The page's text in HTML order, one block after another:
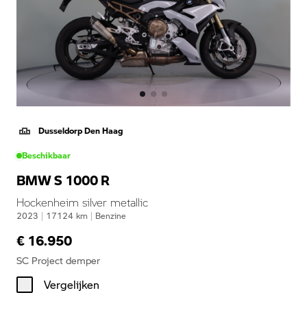
Dusseldorp Den Haag
Beschikbaar
BMW S 1000 R
Hockenheim silver metallic
2023 | 17124 km | Benzine
€ 16.950
SC Project demper
Vergelijken